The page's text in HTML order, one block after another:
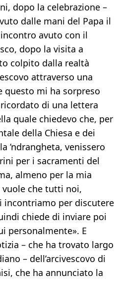
dopo la celebrazione –
dalle mani del Papa il
avuto con il
dopo la visita a
colpito dalla realtà
attraverso una
questo mi ha sorpreso
di una lettera
quale chiedevo che, per
della Chiesa e dei
’ndrangheta, venissero
per i sacramenti del
almeno per la mia
vuole che tutti noi,
incontriamo per discutere
chiede di inviare poi
personalmente». E
– che ha trovato largo
– dell’arcivescovo di
che ha annunciato la